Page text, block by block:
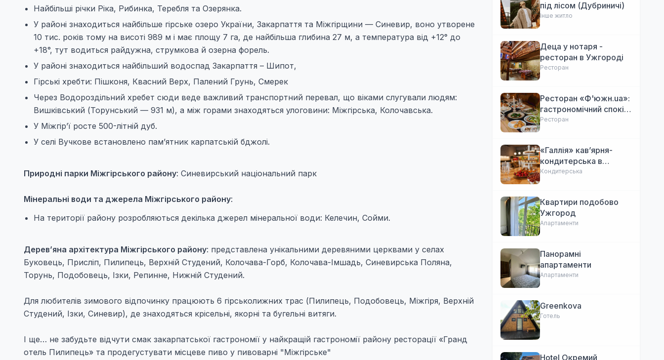
Найбільші річки Ріка, Рибинка, Теребля та Озерянка.
У районі знаходиться найбiльше гірське озеро України, Закарпаття та Міжгірщини — Синевир, воно утворене
10 тис. рокiв тому на висотi 989 м і має площу 7 га, де найбiльша глибина 27 м, а температура від +12° до
+18°, тут водиться райдужна, струмкова й озерна форель.
У районі знаходиться найбільший водоспад Закарпаття – Шипот,
Гірські хребти: Пішконя, Квасний Верх, Палений Грунь, Смерек
Через Водороздільний хребет сюди веде важливий транспортний перевал, що віками слугували людям:
Вишкiвський (Торунський — 931 м), а між горами знаходяться улоговини: Мiжгiрська, Колочавська.
У Міжгір’ї росте 500-літній дуб.
У селі Вучкове встановлено пам’ятник карпатській бджолі.
Природні парки Міжгірського району: Синевирський національний парк
Мінеральні води та джерела Міжгірського району:
На території району розробляються декілька джерел мінеральної води: Келечин, Сойми.
Дерев’яна архітектура Міжгірського району: представлена унікальними деревяними церквами у селах
Буковець, Прислiп, Пилипець, Верхнiй Студений, Колочава-Горб, Колочава-Iмшадь, Синевирська Поляна,
Торунь, Подобовець, Iзки, Репинне, Нижнiй Студений.
Для любителів зимового відпочинку працюють 6 гірськолижних трас (Пилипець, Подобовець, Міжгіря, Верхній
Студений, Ізки, Синевир), де знаходяться крісельні, якорні та бугельні витяги.
І ще… не забудьте відчути смак закарпатської гастрономії у найкращій гастрономії району ресторації «Гранд
отель Пилипець» та продегустувати місцеве пиво у пивоварні "Міжгірське"
під лісом (Дубриничі)
Інше житло
Деца у нотаря -
ресторан в Ужгороді
Ресторан
Ресторан «Ф'южн.ua»:
гастрономічний спокій
Ужгорода. Авторська
Ресторан
«Галлія» кав’ярня-
кондитерська в
Ужгороді
Кондитерська
Квартири подобово
Ужгород
Апартаменти
Панорамні
апартаменти
Апартаменти
Greenkova
Готель
Hotel Окремий